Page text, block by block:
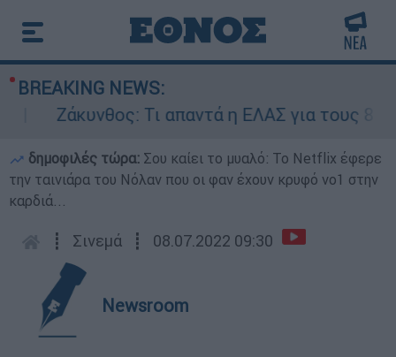
BREAKING NEWS:
Ζάκυνθος: Τι απαντά η ΕΛΑΣ για τους 8
δημοφιλές τώρα: Σου καίει το μυαλό: Το Netflix έφερε
την ταινιάρα του Νόλαν που οι φαν έχουν κρυφό νο1 στην
καρδιά...
┋ Σινεμά ┋ 08.07.2022 09:30
Newsroom